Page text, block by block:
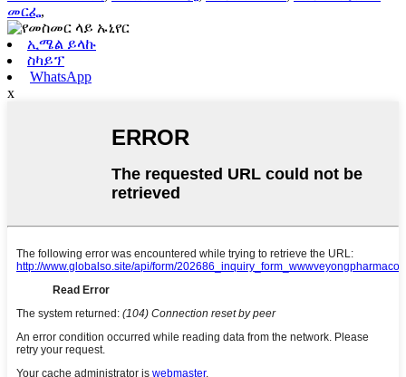
መርፌ,
ኢሜል ይላኩ
ስካይፕ
WhatsApp
x